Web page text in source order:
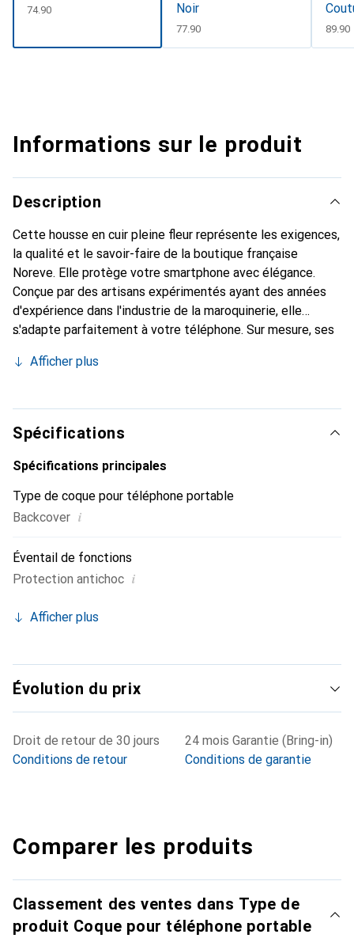
CHF
74.90
Noir
CHF
77.90 CHF
89.90
Informations sur le produit
Description
Cette housse en cuir pleine fleur représente les exigences,
la qualité et le savoir-faire de la boutique française
Noreve. Elle protège votre smartphone avec élégance.
Conçue par des artisans expérimentés ayant des années
d'expérience dans l'industrie de la maroquinerie, elle
s'adapte parfaitement à votre téléphone. Sur mesure, ses
seconde peau. Elle devient l'accessoire chic et
l'international pour ses produits de haute qualité, la
marque Noreve est un choix fiable pour une clientèle
exigeante.
Afficher plus
Spécifications
Spécifications principales
Type de coque pour téléphone portable
Backcover i
Éventail de fonctions
Protection antichoc i
Afficher plus
Évolution du prix
Droit de retour de 30 jours
Conditions de retour
24 mois Garantie (Bring-in)
Conditions de garantie
Comparer les produits
Classement des ventes dans Type de
produit Coque pour téléphone portable